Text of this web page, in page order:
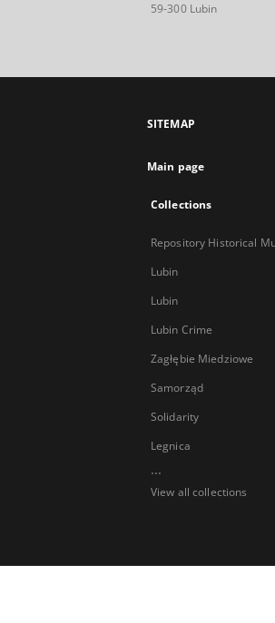
59-300 Lubin
SITEMAP
Main page
Collections
Repository Historical
Lubin
Lubin
Lubin Crime
Zagłębie Miedziowe
Samorząd
Solidarity
Legnica
...
View all collections